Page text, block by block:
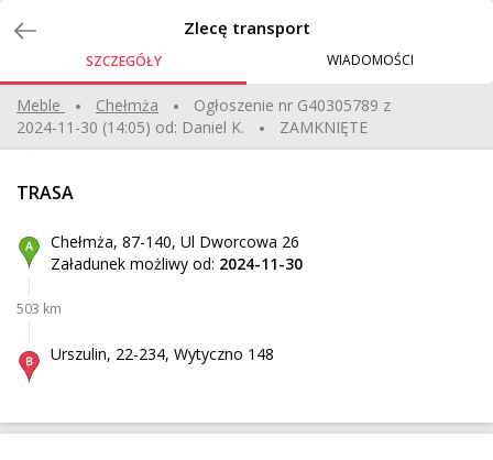
Zlecenia
Zlecę transport
SZCZEGÓŁY WIADOMOŚCI
Meble chełmża Ogłoszenie nr G40305789 z
2024-11-30 (14:05) od: Daniel K. ZAMKNIĘTE
TRASA
Chełmża, 87-140, Ul Dworcowa 26
Załadunek możliwy od: 2024-11-30
503 km
Urszulin, 22-234, Wytyczno 148
10 kartonów i słupek 2,5 m
Sokołów
Palety Słoiki 4 x 120kg nie piętrować
923 km 6,91 m³